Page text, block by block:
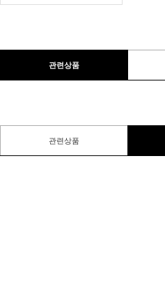
관련상품
관련상품